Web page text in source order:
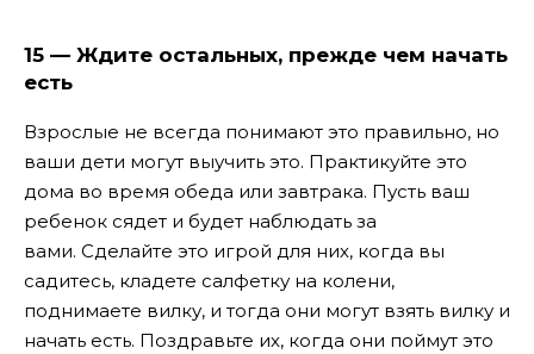
15 — Ждите остальных, прежде чем начать
есть
Взрослые не всегда понимают это правильно, но
ваши дети могут выучить это. Практикуйте это
дома во время обеда или завтрака. Пусть ваш
ребенок сядет и будет наблюдать за
вами. Сделайте это игрой для них, когда вы
садитесь, кладете салфетку на колени,
поднимаете вилку, и тогда они могут взять вилку и
начать есть. Поздравьте их, когда они поймут это